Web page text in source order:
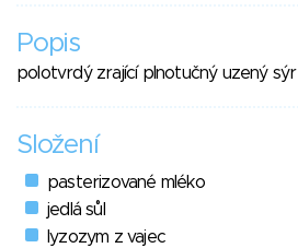
Popis
polotvrdý zrající plnotučný uzený sýr
Složení
pasterizované mléko
jedlá sůl
lyzozym z vajec